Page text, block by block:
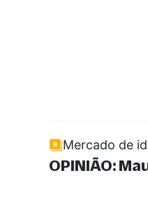
Mercado de
OPINIÃO: